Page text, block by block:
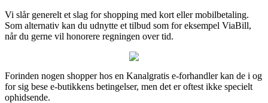
Vi slår generelt et slag for shopping med kort eller mobilbetaling.
Som alternativ kan du udnytte et tilbud som for eksempel ViaBill,
når du gerne vil honorere regningen over tid.
Forinden nogen shopper hos en Kanalgratis e-forhandler kan de i og
for sig bese e-butikkens betingelser, men det er oftest ikke specielt
ophidsende.